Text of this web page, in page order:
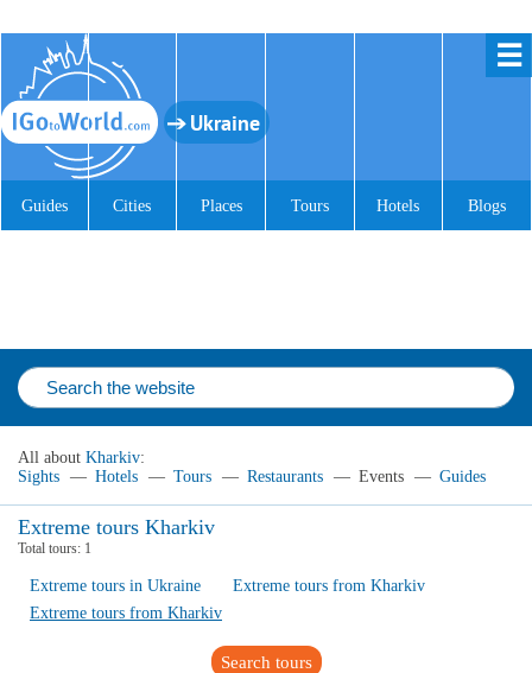
☰
Ukraine
Guides Cities Places Tours Hotels Blogs
All about Kharkiv:
Sights — Hotels — Tours — Restaurants — Events — Guides
Extreme tours Kharkiv
Total tours: 1
Extreme tours in Ukraine
Extreme tours from Kharkiv
Extreme tours from Kharkiv
Search tours